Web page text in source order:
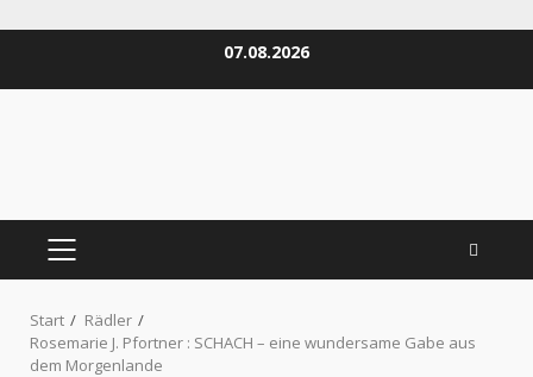
07.08.2026
PRIMÄRES
Start
Rädler
Rosemarie J. Pfortner : SCHACH – eine wundersame Gabe aus
dem Morgenlande